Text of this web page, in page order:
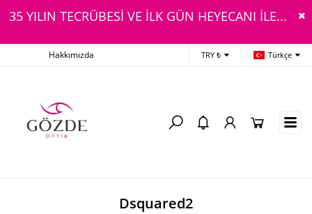
35 YILIN TECRÜBESİ VE İLK GÜN HEYECANI İLE...
Hakkımızda TRY ₺ Türkçe
Dsquared2